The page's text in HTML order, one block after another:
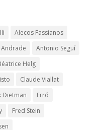
Alecos Fassianos
Antonio Seguí
Helg
Claude Viallat
Dietman
Erró
Fred Stein